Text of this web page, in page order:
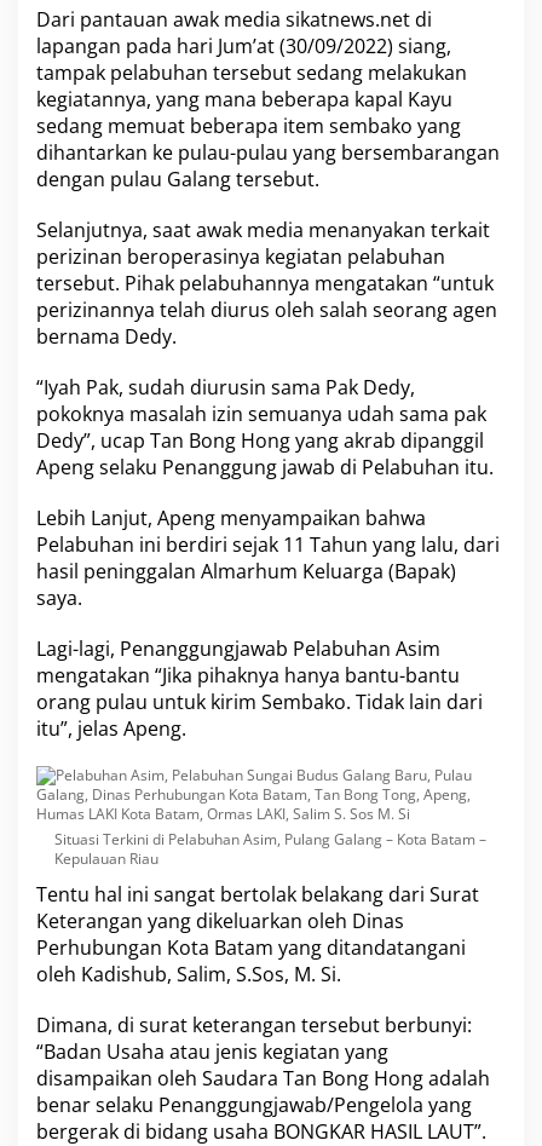
a
n
g
T
i
d
k
M
n
g
n
t
g
i
I
z
i
Y
n
g
n
g
k
a
p
Dari pantauan awak media sikatnews.netdi
lapangan pada hari Jum’at (30/09/2022) siang,
tampak pelabuhan tersebut sedang melakukan
kegiatannya, yang mana beberapa kapal Kayu
sedang memuat beberapa item sembako yang
dihantarkan ke pulau-pulau yang bersembarangan
dengan pulau Galang tersebut.
Selanjutnya, saat awak media menanyakan terkait
perizinan beroperasinya kegiatan pelabuhan
tersebut. Pihak pelabuhannya mengatakan “untuk
perizinannya telah diurus oleh salah seorang agen
bernama Dedy.
“Iyah Pak, sudah diurusin sama Pak Dedy,
pokoknya masalah izin semuanya udah sama pak
Dedy”, ucap Tan Bong Hongyang akrab dipanggil
Apengselaku Penanggung jawab di Pelabuhan itu.
Lebih Lanjut, Apeng menyampaikan bahwa
Pelabuhan ini berdiri sejak 11 Tahun yang lalu, dari
hasil peninggalan Almarhum Keluarga (Bapak)
saya.
Lagi-lagi, Penanggungjawab Pelabuhan Asim
mengatakan “Jika pihaknya hanya bantu-bantu
orang pulau untuk kirim Sembako. Tidak lain dari
itu”, jelas Apeng.
Situasi Terkini di Pelabuhan Asim, Pulang Galang – Kota Batam –
Kepulauan Riau
Tentu hal ini sangat bertolak belakang dari Surat
Keterangan yang dikeluarkan oleh Dinas
Perhubungan Kota Batam yang ditandatangani
oleh Kadishub, Salim, S.Sos, M. Si.
Dimana, di surat keterangan tersebut berbunyi:
“Badan Usaha atau jenis kegiatan yang
disampaikan oleh Saudara Tan Bong Hongadalah
benar selaku Penanggungjawab/Pengelola yang
bergerak di bidang usaha BONGKAR HASIL LAUT”.